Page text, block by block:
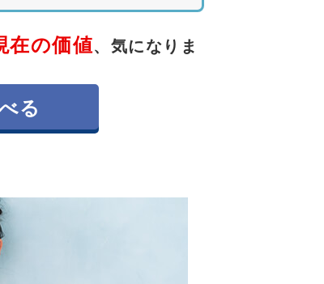
をチェックした上で最終的
用がおすすめ
ります。一括査定サービス
を経て最も高い査定額を引
在の価値、気になりま
る